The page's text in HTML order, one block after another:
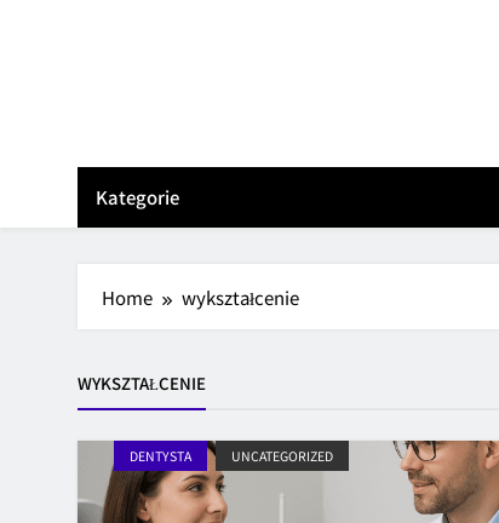
Kategorie
Home wykształcenie
WYKSZTAŁCENIE
DENTYSTA UNCATEGORIZED